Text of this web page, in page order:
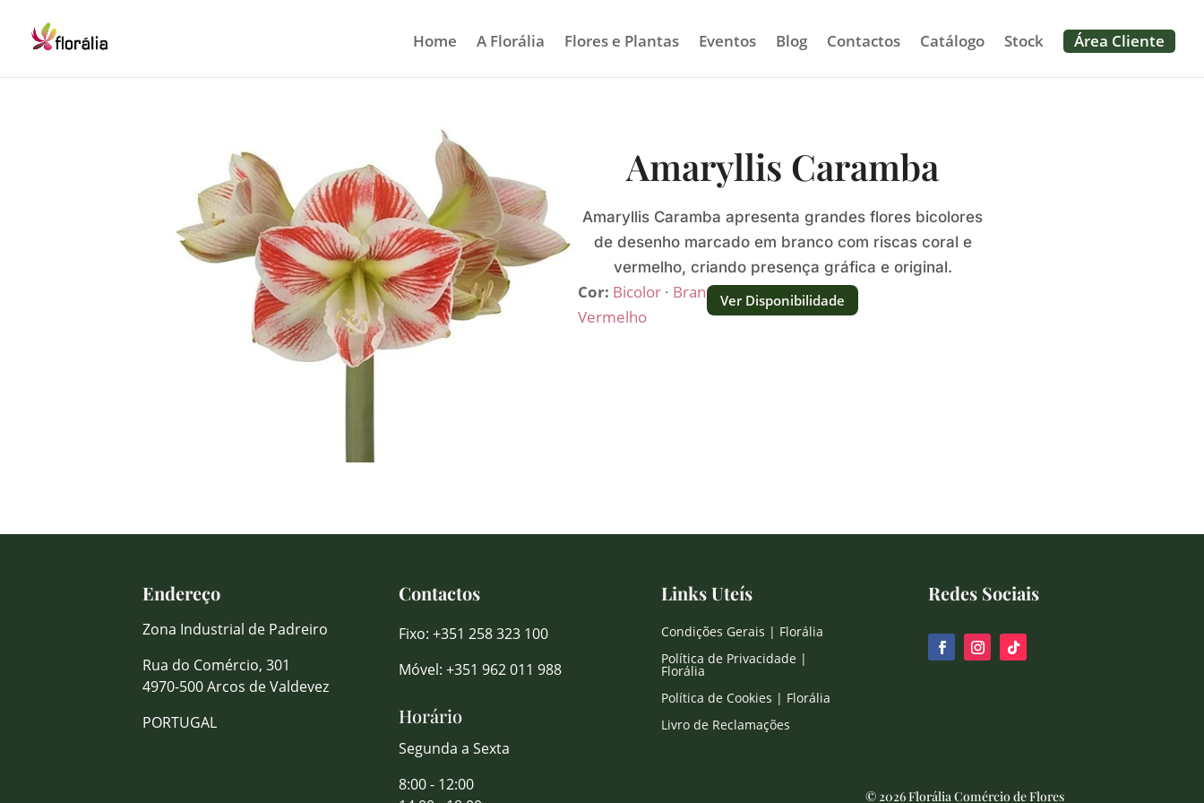
Home A Florália Flores e Plantas Eventos Blog Contactos Catálogo Stock Área Cliente
Amaryllis Caramba
Amaryllis Caramba apresenta grandes flores bicolores
de desenho marcado em branco com riscas coral e
vermelho, criando presença gráfica e original.
Cor: Bicolor · Branco·
Vermelho
Ver Disponibilidade
Endereço
Zona Industrial de Padreiro
Rua do Comércio, 301
4970-500 Arcos de Valdevez
PORTUGAL
Contactos
Fixo: +351 258 323 100
Móvel: +351 962 011 988
Horário
Segunda a Sexta
8:00 - 12:00
Links Uteís
Condições Gerais | Florália
Política de Privacidade |
Florália
Política de Cookies | Florália
Livro de Reclamações
Redes Sociais
© 2026 Florália Comércio de Flores